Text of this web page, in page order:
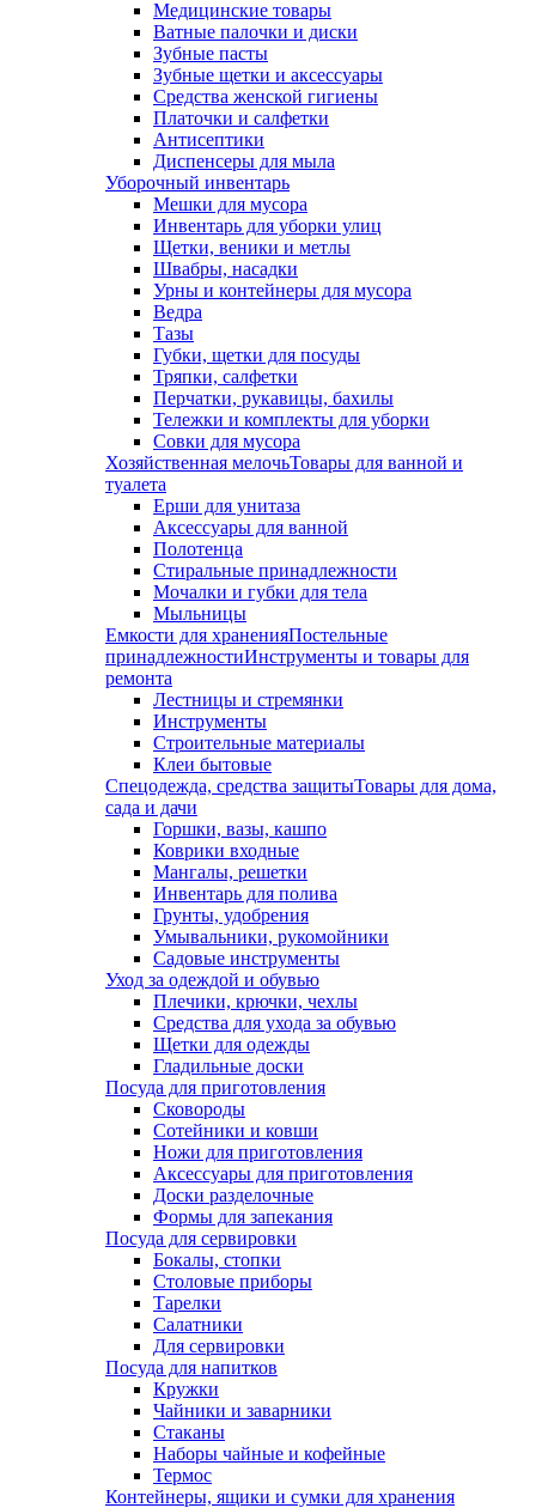
Медицинские товары
Ватные палочки и диски
Зубные пасты
Зубные щетки и аксессуары
Средства женской гигиены
Платочки и салфетки
Антисептики
Диспенсеры для мыла
Уборочный инвентарь
Мешки для мусора
Инвентарь для уборки улиц
Щетки, веники и метлы
Швабры, насадки
Урны и контейнеры для мусора
Ведра
Тазы
Губки, щетки для посуды
Тряпки, салфетки
Перчатки, рукавицы, бахилы
Тележки и комплекты для уборки
Совки для мусора
Хозяйственная мелочьТовары для ванной и
туалета
Ерши для унитаза
Аксессуары для ванной
Полотенца
Стиральные принадлежности
Мочалки и губки для тела
Мыльницы
Емкости для храненияПостельные
принадлежностиИнструменты и товары для
ремонта
Лестницы и стремянки
Инструменты
Строительные материалы
Клеи бытовые
Спецодежда, средства защитыТовары для дома,
сада и дачи
Горшки, вазы, кашпо
Коврики входные
Мангалы, решетки
Инвентарь для полива
Грунты, удобрения
Умывальники, рукомойники
Садовые инструменты
Уход за одеждой и обувью
Плечики, крючки, чехлы
Средства для ухода за обувью
Щетки для одежды
Гладильные доски
Посуда для приготовления
Сковороды
Сотейники и ковши
Ножи для приготовления
Аксессуары для приготовления
Доски разделочные
Формы для запекания
Посуда для сервировки
Бокалы, стопки
Столовые приборы
Тарелки
Салатники
Для сервировки
Посуда для напитков
Кружки
Чайники и заварники
Стаканы
Наборы чайные и кофейные
Термос
Контейнеры, ящики и сумки для хранения